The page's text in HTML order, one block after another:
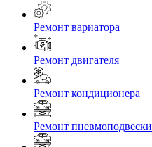
Ремонт вариатора
Ремонт двигателя
Ремонт кондиционера
Ремонт пневмоподвески